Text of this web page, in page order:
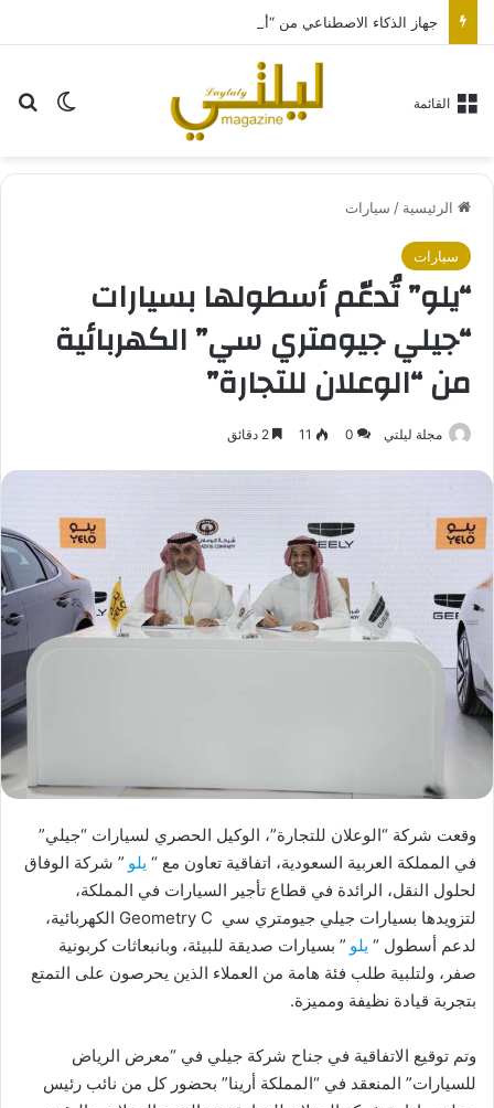
الوضع القائمة
الرئيسية / سيارات
سيارات
“يلو” تُدعّم أسطولها بسيارات
“جيلي جيومتري سي” الكهربائية
من “الوعلان للتجارة”
مجلة ليلتي 0
11
وقعت شركة “الوعلان للتجارة”، الوكيل الحصري لسيارات “جيلي”
في المملكة العربية السعودية، اتفاقية تعاون مع “ يلو ” شركة الوفاق
لحلول النقل، الرائدة في قطاع تأجير السيارات في المملكة،
لتزويدها بسيارات جيلي جيومتري سي Geometry C الكهربائية،
لدعم أسطول “ يلو ” بسيارات صديقة للبيئة، وبانبعاثات كربونية
صفر، ولتلبية طلب فئة هامة من العملاء الذين يحرصون على التمتع
بتجربة قيادة نظيفة ومميزة.
وتم توقيع الاتفاقية في جناح شركة جيلي في “معرض الرياض
للسيارات” المنعقد في “المملكة أرينا” بحضور كل من نائب رئيس